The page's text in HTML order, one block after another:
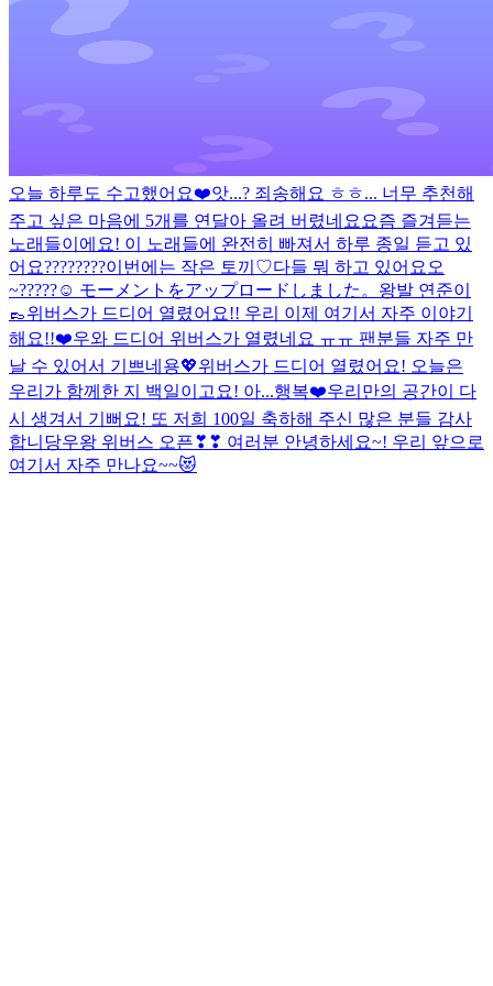
오늘 하루도 수고했어요❤️앗...? 죄송해요 ㅎㅎ... 너무 추천해
주고 싶은 마음에 5개를 연달아 올려 버렸네요 요즘 즐겨듣는
노래들이에요! 이 노래들에 완전히 빠져서 하루 종일 듣고 있
어요????????이번에는 작은 토끼♡다들 뭐 하고 있어요오
~?????☺️ モーメントをアップロードしました。 왕발 연준이
👞위버스가 드디어 열렸어요!! 우리 이제 여기서 자주 이야기
해요!!❤️우와 드디어 위버스가 열렸네요 ㅠㅠ 팬분들 자주 만
날 수 있어서 기쁘네용💖위버스가 드디어 열렸어요! 오늘은
우리가 함께한 지 백일이고요! 아...행복❤️우리만의 공간이 다
시 생겨서 기뻐요! 또 저희 100일 축하해 주신 많은 분들 감사
합니당우왕 위버스 오픈❣❣ 여러분 안녕하세요~! 우리 앞으로
여기서 자주 만나요~~😻